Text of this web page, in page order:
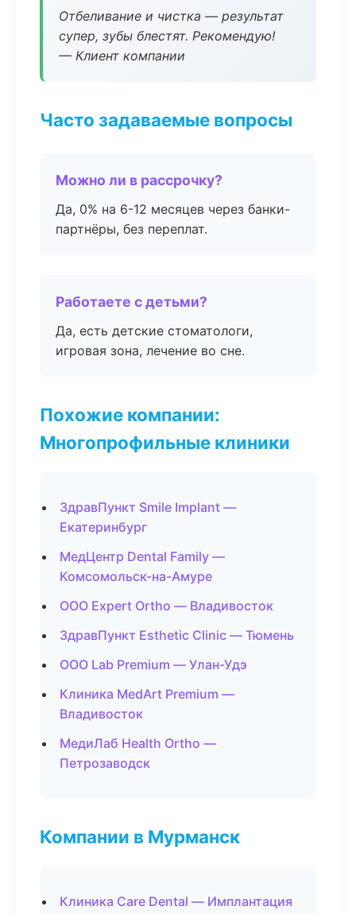
Отбеливание и чистка — результат
супер, зубы блестят. Рекомендую!
— Клиент компании
Часто задаваемые вопросы
Можно ли в рассрочку?
Да, 0% на 6-12 месяцев через банки-
партнёры, без переплат.
Работаете с детьми?
Да, есть детские стоматологи,
игровая зона, лечение во сне.
Похожие компании:
Многопрофильные клиники
ЗдравПункт Smile Implant —
Екатеринбург
МедЦентр Dental Family —
Комсомольск-на-Амуре
ООО Expert Ortho — Владивосток
ЗдравПункт Esthetic Clinic — Тюмень
ООО Lab Premium — Улан-Удэ
Клиника MedArt Premium —
Владивосток
МедиЛаб Health Ortho —
Петрозаводск
Компании в Мурманск
Клиника Care Dental — Имплантация